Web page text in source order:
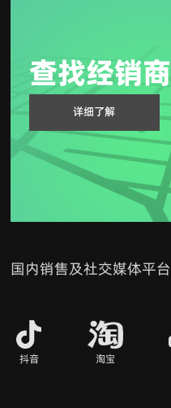
查找经销商
详细了解
国内销售及社交媒体平台
抖音 淘宝